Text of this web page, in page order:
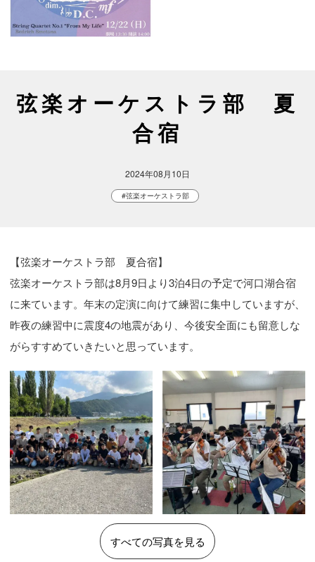
弦楽オーケストラ部 夏
合宿
2024年08月10日
#弦楽オーケストラ部
【弦楽オーケストラ部　夏合宿】
弦楽オーケストラ部は8月9日より3泊4日の予定で河口湖合宿
に来ています。年末の定演に向けて練習に集中していますが、
昨夜の練習中に震度4の地震があり、今後安全面にも留意しな
がらすすめていきたいと思っています。
すべての写真を見る